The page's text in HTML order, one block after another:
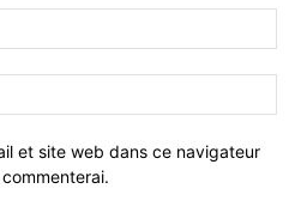
et site web dans ce navigateur